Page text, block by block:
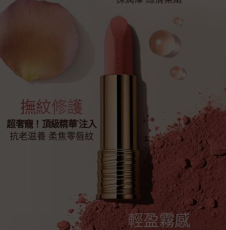
撫紋修護
超奢寵！頂級精華*注入
抗老滋養 柔焦零唇紋
輕盈霧感